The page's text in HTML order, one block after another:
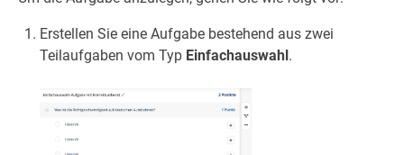
Erstellen Sie eine Aufgabe bestehend aus zwei
Teilaufgaben vom Typ Einfachauswahl.